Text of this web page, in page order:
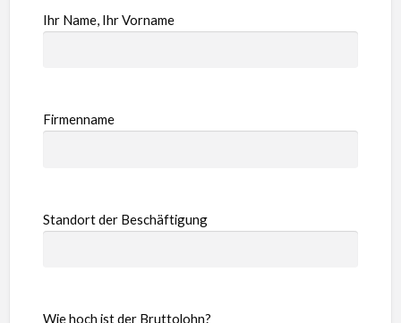
Ihr Name, Ihr Vorname
Firmenname
Standort der Beschäftigung
Wie hoch ist der Bruttolohn?